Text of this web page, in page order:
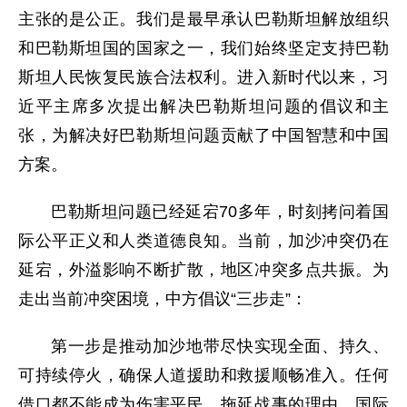
主张的是公正。我们是最早承认巴勒斯坦解放组织
和巴勒斯坦国的国家之一，我们始终坚定支持巴勒
斯坦人民恢复民族合法权利。进入新时代以来，习
近平主席多次提出解决巴勒斯坦问题的倡议和主
张，为解决好巴勒斯坦问题贡献了中国智慧和中国
方案。
巴勒斯坦问题已经延宕70多年，时刻拷问着国
际公平正义和人类道德良知。当前，加沙冲突仍在
延宕，外溢影响不断扩散，地区冲突多点共振。为
走出当前冲突困境，中方倡议“三步走”：
第一步是推动加沙地带尽快实现全面、持久、
可持续停火，确保人道援助和救援顺畅准入。任何